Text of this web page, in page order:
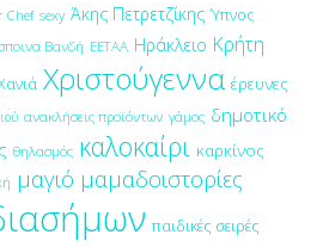
Chef sexy Άκης Πετρετζίκης Ύπνος
Βανδή ΕΕΤΑΑ Ηράκλειο Κρήτη
Χριστούγεννα έρευνες
ανακλήσεις προϊόντων γάμος δημοτικό
θηλασμός καλοκαίρι καρκίνος
μαγιό μαμαδοιστορίες
παιδικές σειρές